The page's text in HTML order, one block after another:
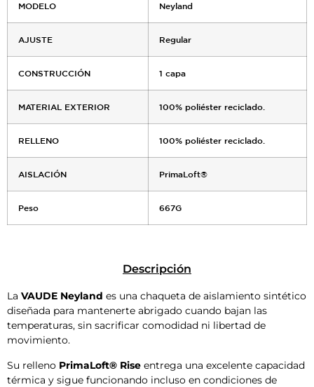
MODELO Neyland
AJUSTE Regular
CONSTRUCCIÓN 1 capa
MATERIAL EXTERIOR 100% poliéster reciclado.
RELLENO 100% poliéster reciclado.
AISLACIÓN PrimaLoft®
Peso 667G
Descripción
La VAUDE Neyland es una chaqueta de aislamiento sintético
diseñada para mantenerte abrigado cuando bajan las
temperaturas, sin sacrificar comodidad ni libertad de
movimiento.
Su relleno PrimaLoft® Rise entrega una excelente capacidad
térmica y sigue funcionando incluso en condiciones de